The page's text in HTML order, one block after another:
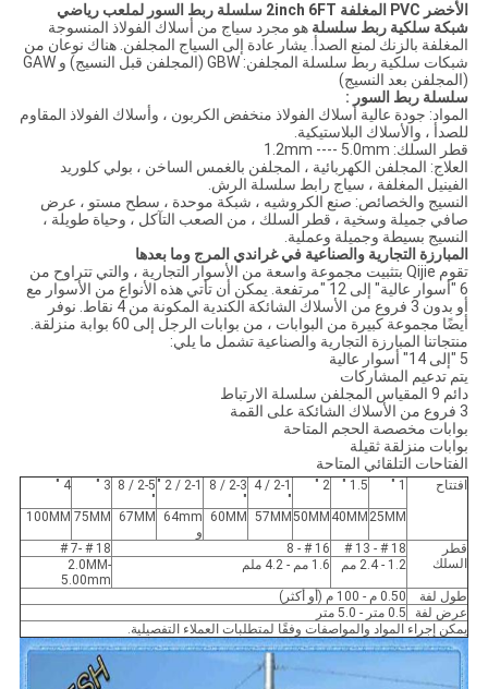
الأخضر PVC المغلفة 2inch 6FT سلسلة ربط السور لملعب رياضي
شبكة سلكية ربط سلسلة هو مجرد سياج من أسلاك الفولاذ المنسوجة
المغلفة بالزنك لمنع الصدأ. يشار عادة إلى السياج المجلفن. هناك نوعان من
شبكات سلكية ربط سلسلة المجلفن: GBW (المجلفن قبل النسيج) و GAW
(المجلفن بعد النسيج)
سلسلة ربط السور :
المواد: جودة عالية أسلاك الفولاذ منخفض الكربون ، وأسلاك الفولاذ المقاوم
للصدأ ، والأسلاك البلاستيكية.
قطر السلك: 1.2mm ---- 5.0mm
العلاج: المجلفن الكهربائية ، المجلفن بالغمس الساخن ، بولي كلوريد
الفينيل المغلفة ، سياج رابط سلسلة الرش.
النسيج والخصائص: صنع الكروشيه ، شبكة موحدة ، سطح مستو ، عرض
صافي جميلة وسخية ، قطر السلك ، من الصعب التآكل ، وحياة طويلة ،
النسيج بسيطة وجميلة وعملية.
المبارزة التجارية والصناعية في غراندي المرج وما بعدها
تقوم Qijie بتثبيت مجموعة واسعة من الأسوار التجارية ، والتي تتراوح من
6 "أسوار عالية" إلى 12 "مرتفعة. يمكن أن تأتي هذه الأنواع من الأسوار مع
أو بدون 3 فروع من الأسلاك الشائكة الكندية المكونة من 4 نقاط. نوفر
أيضًا مجموعة كبيرة من البوابات ، من بوابات الرجل إلى 60 بوابة منزلقة.
منتجاتنا المبارزة التجارية والصناعية تشمل ما يلي:
5 "إلى 14" أسوار عالية
يتم تدعيم المشاركات
دائم 9 المقياس المجلفن سلسلة الارتباط
3 فروع من الأسلاك الشائكة على القمة
بوابات مخصصة الحجم المتاحة
بوابات منزلقة ثقيلة
الفتاحات التلقائي المتاحة
افتتاح 1 "
1.5 "
2 "
2-1 / 4
"
2-3 / 8
"
2-1 / 2 "
2-5 / 8
"
3 "
4 "
25MM
40MM
50MM
57MM
60MM
64mm
و
67MM
75MM
100MM
قطر
السلك
18 # - 13 #
16 # - 8
18 # -7 #
1.2 - 2.4 مم
1.6 مم - 4.2 ملم
2.0MM-
5.00mm
طول لفة
0.50 م - 100 م (أو أكثر)
عرض لفة
0.5 متر - 5.0 متر
يمكن إجراء المواد والمواصفات وفقًا لمتطلبات العملاء التفصيلية.